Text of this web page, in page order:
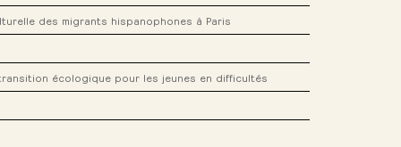
des migrants hispanophones à Paris
écologique pour les jeunes en difficultés